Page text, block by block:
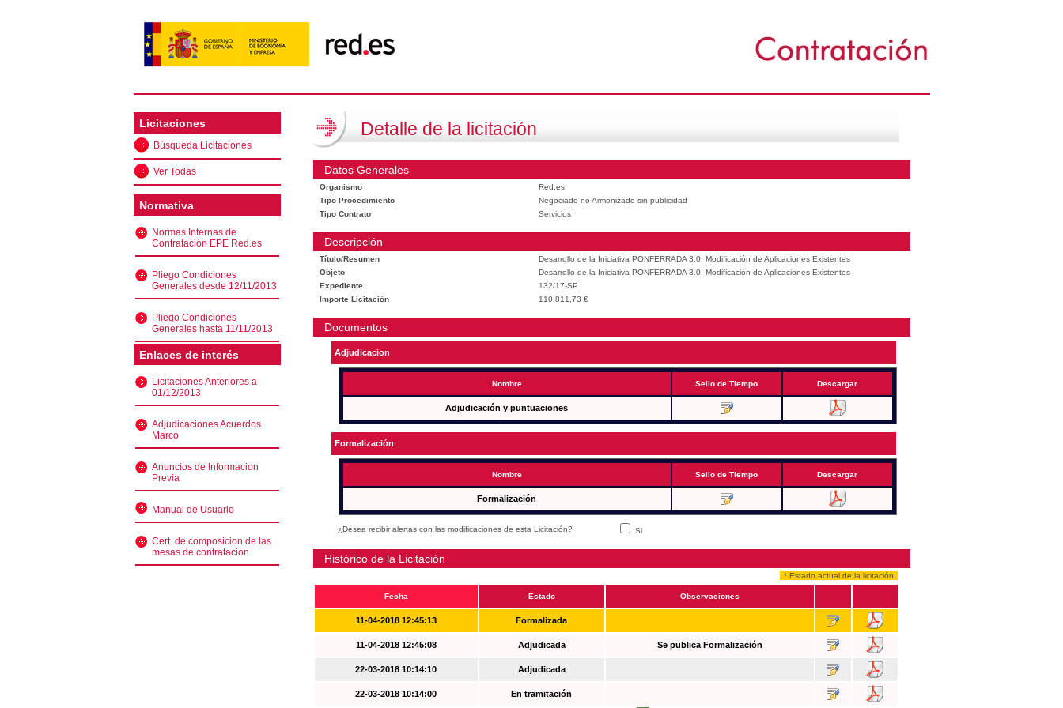
Licitaciones
Búsqueda Licitaciones
Ver Todas
Normativa
Normas Internas de
Contratación EPE Red.es
Pliego Condiciones
Generales desde 12/11/2013
Pliego Condiciones
Generales hasta 11/11/2013
Enlaces de interés
Licitaciones Anteriores a
01/12/2013
Adjudicaciones Acuerdos
Marco
Anuncios de Informacion
Previa
Manual de Usuario
Cert. de composicion de las
mesas de contratacion
Detalle de la licitación
Datos Generales
Organismo
Red.es
Tipo Procedimiento
Negociado no Armonizado sin publicidad
Tipo Contrato
Servicios
Descripción
Título/Resumen
Desarrollo de la Iniciativa PONFERRADA 3.0: Modificación de Aplicaciones Existentes
Objeto
Desarrollo de la Iniciativa PONFERRADA 3.0: Modificación de Aplicaciones Existentes
Expediente
132/17-SP
Importe Licitación
110.811,73 €
Documentos
Adjudicacion
Nombre Sello de Tiempo Descargar
Adjudicación y puntuaciones
Formalización
Nombre Sello de Tiempo Descargar
Formalización
¿Desea recibir alertas con las modificaciones de esta Licitación? Si
Histórico de la Licitación
* Estado actual de la licitación
Fecha Estado Observaciones
11-04-2018 12:45:13 Formalizada
11-04-2018 12:45:08 Adjudicada Se publica Formalización
22-03-2018 10:14:10 Adjudicada
22-03-2018 10:14:00 En tramitación